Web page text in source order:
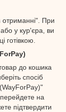
отриманні". При
у кур'єра, ви
готівкою.
до кошика
спосіб
на
підтвердити